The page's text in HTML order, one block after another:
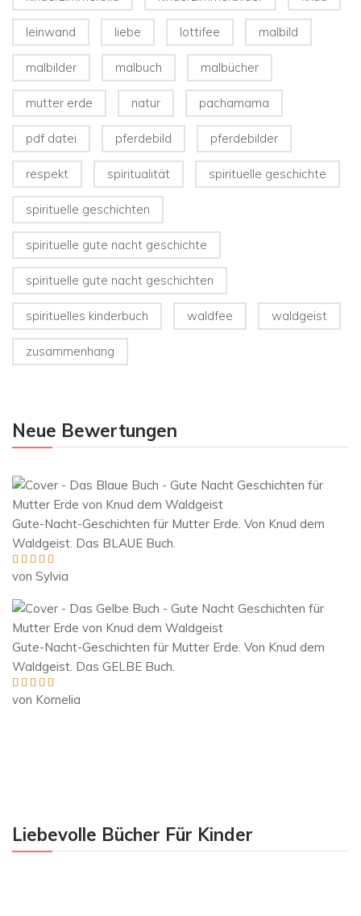
leinwand liebe lottifee malbild
malbilder malbuch malbücher
mutter erde natur pachamama
pdf datei pferdebild pferdebilder
respekt spiritualität spirituelle geschichte
spirituelle geschichten
spirituelle gute nacht geschichte
spirituelle gute nacht geschichten
spirituelles kinderbuch waldfee waldgeist
zusammenhang
Neue Bewertungen
Gute-Nacht-Geschichten für Mutter Erde. Von Knud dem
Waldgeist. Das BLAUE Buch.
Bewertet mit
von Sylvia
Gute-Nacht-Geschichten für Mutter Erde. Von Knud dem
Waldgeist. Das GELBE Buch.
Bewertet mit
von Kornelia
Liebevolle Bücher Für Kinder